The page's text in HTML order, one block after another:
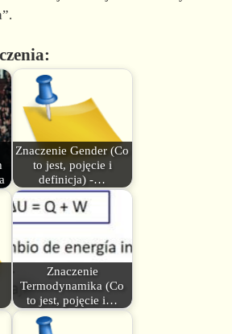
Znaczenie Gender (Co
to jest, pojęcie i
definicja) -…
Znaczenie
Termodynamika (Co
to jest, pojęcie i…